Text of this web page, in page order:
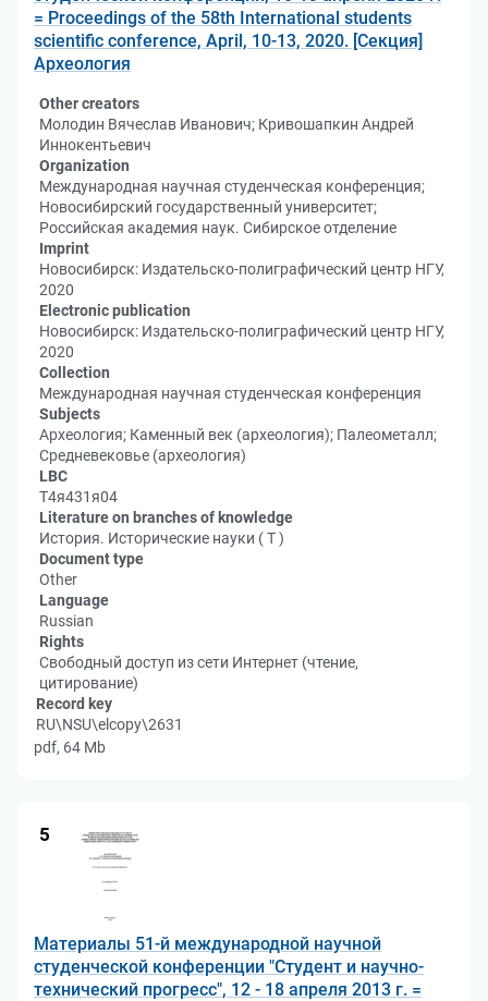
= Proceedings of the 58th International students
scientific conference, April, 10-13, 2020. [Секция]
Археология
Other creators
Молодин Вячеслав Иванович; Кривошапкин Андрей
Иннокентьевич
Organization
Международная научная студенческая конференция;
Новосибирский государственный университет;
Российская академия наук. Сибирское отделение
Imprint
Новосибирск: Издательско-полиграфический центр НГУ,
2020
Electronic publication
Новосибирск: Издательско-полиграфический центр НГУ,
2020
Collection
Международная научная студенческая конференция
Subjects
Археология; Каменный век (археология); Палеометалл;
Средневековье (археология)
LBC
Т4я431я04
Literature on branches of knowledge
История. Исторические науки ( Т )
Document type
Other
Language
Russian
Rights
Свободный доступ из сети Интернет (чтение,
цитирование)
Record key
RU\NSU\elcopy\2631
pdf, 64 Mb
5
Материалы 51-й международной научной
студенческой конференции "Студент и научно-
технический прогресс", 12 - 18 апреля 2013 г. =